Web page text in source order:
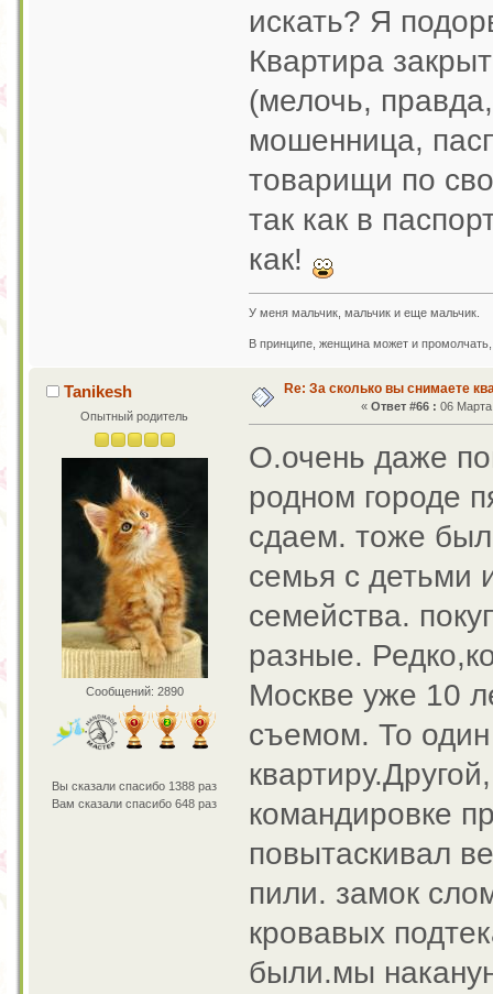
искать? Я
Квартира
(мелочь,
мошенница,
товарищи по
так как в
как!
У меня мальчик, мальчик и еще мальчик.
В принципе, женщина может и
Tanikesh
Опытный родитель
Сообщений: 2890
Вы сказали спасибо 1388 раз
Вам сказали спасибо 648 раз
Re: За сколько вы снимаете
«Ответ #66 : 06
О.очень даже
родном городе
сдаем. тоже
семья с детьми
семейства.
разные.
Москве уже 10
съемом. То один
командировке
повытаскивал
пили. замок
кровавых
были.мы